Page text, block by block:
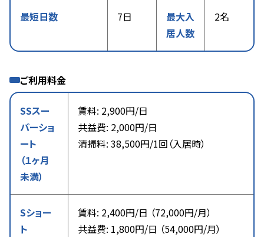
最短日数 7日
最大入
居人数
2名
ご利用料金
SSスー
パーショ
ート
（１ヶ月
未満）
賃料: 2,900円/日
共益費: 2,000円/日
清掃料: 38,500円/1回（入居時）
Sショー
ト
賃料: 2,400円/日 （72,000円/月）
共益費: 1,800円/日 （54,000円/月）